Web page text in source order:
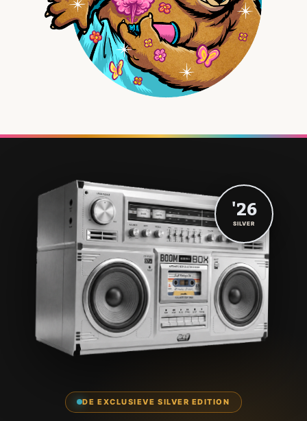
DE EXCLUSIEVE SILVER EDITION
'26
SILVER